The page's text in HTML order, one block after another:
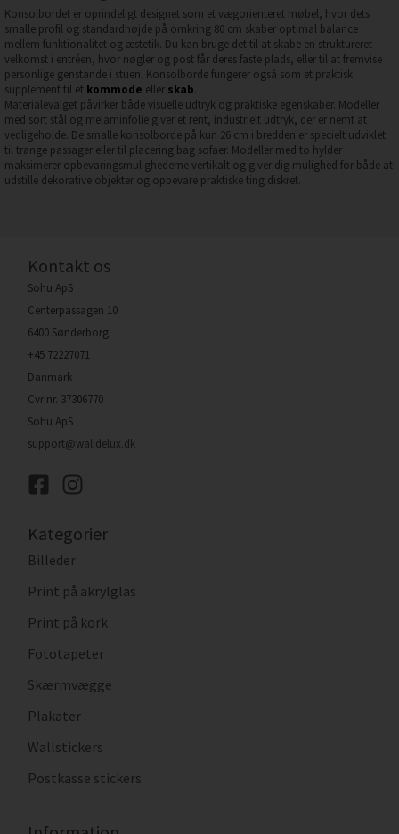
Konsolbordet er oprindeligt designet som et vægorienteret møbel, hvor dets
smalle profil og standardhøjde på omkring 80 cm skaber optimal balance
mellem funktionalitet og æstetik. Du kan bruge det til at skabe en struktureret
velkomst i entréen, hvor nøgler og post får deres faste plads, eller til at fremvise
personlige genstande i stuen. Konsolborde fungerer også som et praktisk
supplement til et kommode eller skab.
Materialevalget påvirker både visuelle udtryk og praktiske egenskaber. Modeller
med sort stål og melaminfolie giver et rent, industrielt udtryk, der er nemt at
vedligeholde. De smalle konsolborde på kun 26 cm i bredden er specielt udviklet
til trange passager eller til placering bag sofaer. Modeller med to hylder
maksimerer opbevaringsmulighederne vertikalt og giver dig mulighed for både at
udstille dekorative objekter og opbevare praktiske ting diskret.
Kontakt os
Sohu ApS
Centerpassagen 10
6400 Sønderborg
+45 72227071
Danmark
Cvr nr. 37306770
Sohu ApS
support@walldelux.dk
Kategorier
Billeder
Print på akrylglas
Print på kork
Fototapeter
Skærmvægge
Plakater
Wallstickers
Postkasse stickers